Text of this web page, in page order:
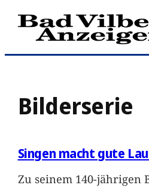
Zum
Inhalt
Bilderserie
Singen macht gute
Zu seinem 140-jährigen